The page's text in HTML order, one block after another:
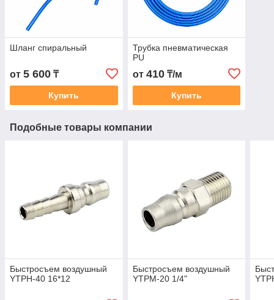
Шланг спиральный
от 5 600 ₸
Купить
Трубка пневматическая
PU
от 410₸/м
Купить
Подобные товары компании
Быстросъем воздушный
YTPH-40 16*12
Быстросъем воздушный
YTPM-20 1/4"